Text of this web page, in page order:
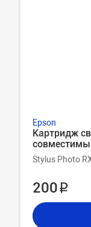
Epson
Картридж
Stylus Photo
200 ₽